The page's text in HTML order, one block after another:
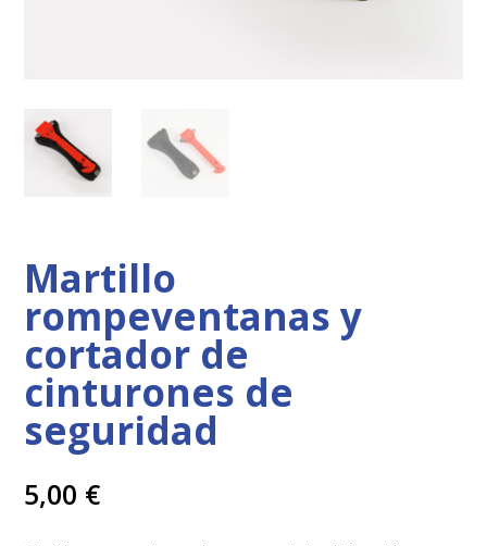
Martillo
rompeventanas y
cortador de
cinturones de
seguridad
5,00 €